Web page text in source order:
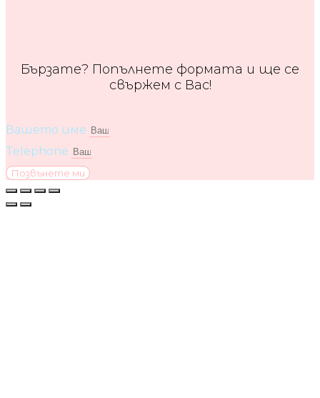
Бързате? Попълнете формата и ще се
свържем с Вас!
Вашето име
Telephone
Позвънете ми